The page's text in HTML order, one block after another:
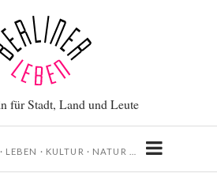
für Stadt, Land und Leute
LEBEN · KULTUR · NATUR …